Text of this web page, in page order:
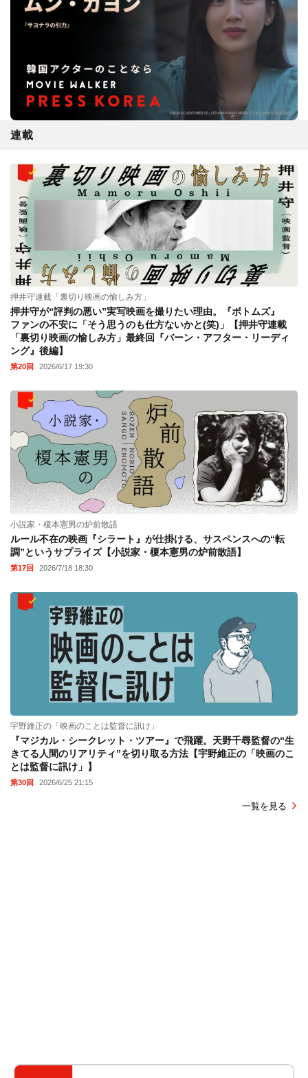
連載
押井守連載「裏切り映画の愉しみ方」
押井守が“評判の悪い”実写映画を撮りたい理由。『ボトムズ』
ファンの不安に「そう思うのも仕方ないかと(笑)」【押井守連載
「裏切り映画の愉しみ方」最終回『バーン・アフター・リーディ
ング』後編】
第20回 2026/6/17 19:30
小説家・榎本憲男の炉前散語
ルール不在の映画『シラート』が仕掛ける、サスペンスへの“転
調”というサプライズ【小説家・榎本憲男の炉前散語】
第17回 2026/7/18 18:30
宇野維正の「映画のことは監督に訊け」
『マジカル・シークレット・ツアー』で飛躍。天野千尋監督の“生
きてる人間のリアリティ”を切り取る方法【宇野維正の「映画のこ
とは監督に訊け」】
第30回 2026/6/25 21:15
一覧を見る